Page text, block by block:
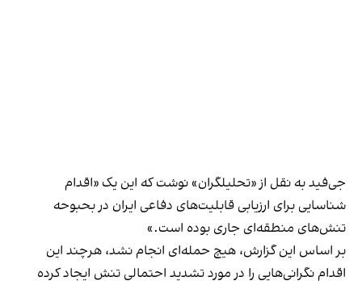
جی‌فید به نقل از «تحلیلگران» نوشت که این یک «اقدام
شناسایی برای ارزیابی قابلیت‌های دفاعی ایران در بحبوحه
تنش‌های منطقه‌ای جاری بوده است.»
بر اساس این گزارش، هیچ حمله‌ای انجام نشد، هرچند این
اقدام نگرانی‌هایی را در مورد تشدید احتمالی تنش ایجاد کرده